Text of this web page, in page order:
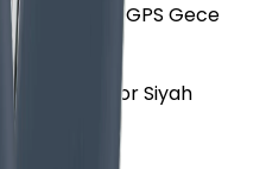
44mm GPS Gece
Spor Siyah